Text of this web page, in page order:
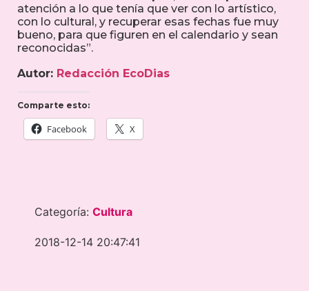
atención a lo que tenía que ver con lo artístico,
con lo cultural, y recuperar esas fechas fue muy
bueno, para que figuren en el calendario y sean
reconocidas”.
Autor: Redacción EcoDias
Comparte esto:
Facebook X
Categoría: Cultura
2018-12-14 20:47:41